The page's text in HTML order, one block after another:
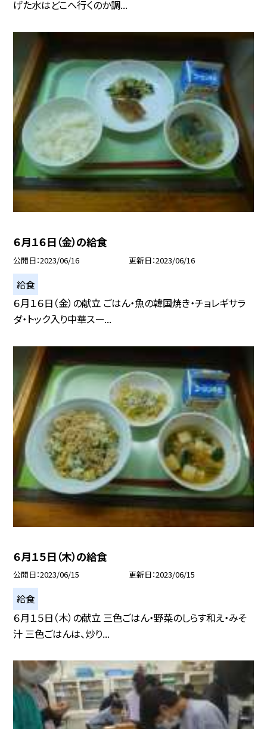
げた水はどこへ行くのか調...
６月１６日（金）の給食
公開日 2023/06/16 更新日 2023/06/16
給食
６月１６日（金）の献立 ごはん・魚の韓国焼き・チョレギサラ
ダ・トック入り中華スー...
６月１５日（木）の給食
公開日 2023/06/15 更新日 2023/06/15
給食
６月１５日（木）の献立 三色ごはん・野菜のしらす和え・みそ
汁 三色ごはんは、炒り...